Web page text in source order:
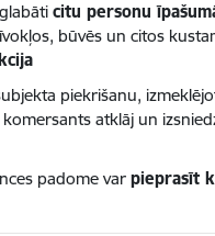
citu personu
būvēs un citos
piekrišanu,
atklāj un
padome varpieprasīt